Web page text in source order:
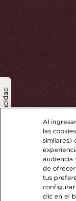
política de privacidad
Al
las
similares)
audiencia
de
tus
clic en el